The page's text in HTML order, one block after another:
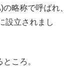
略称で呼ばれ、
設立されまし
ころ。